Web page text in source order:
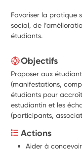
Favoriser la pratique
social, de
étudiants.
Objectifs
Proposer aux
(manifestations,
étudiants pour
estudiantin et les
(participants,
Actions
Aider à